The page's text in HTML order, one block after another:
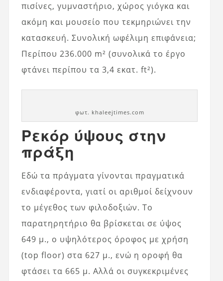
πισίνες, γυμναστήριο, χώρος γιόγκα και
ακόμη και μουσείο που τεκμηριώνει την
κατασκευή. Συνολική ωφέλιμη επιφάνεια;
Περίπου 236.000 m² (συνολικά το έργο
φτάνει περίπου τα 3,4 εκατ. ft²).
φωτ. khaleejtimes.com
Ρεκόρ ύψους στην
πράξη
Εδώ τα πράγματα γίνονται πραγματικά
ενδιαφέροντα, γιατί οι αριθμοί δείχνουν
το μέγεθος των φιλοδοξιών. Το
παρατηρητήριο θα βρίσκεται σε ύψος
649 μ., ο υψηλότερος όροφος με χρήση
(top floor) στα 627 μ., ενώ η οροφή θα
φτάσει τα 665 μ. Αλλά οι συγκεκριμένες